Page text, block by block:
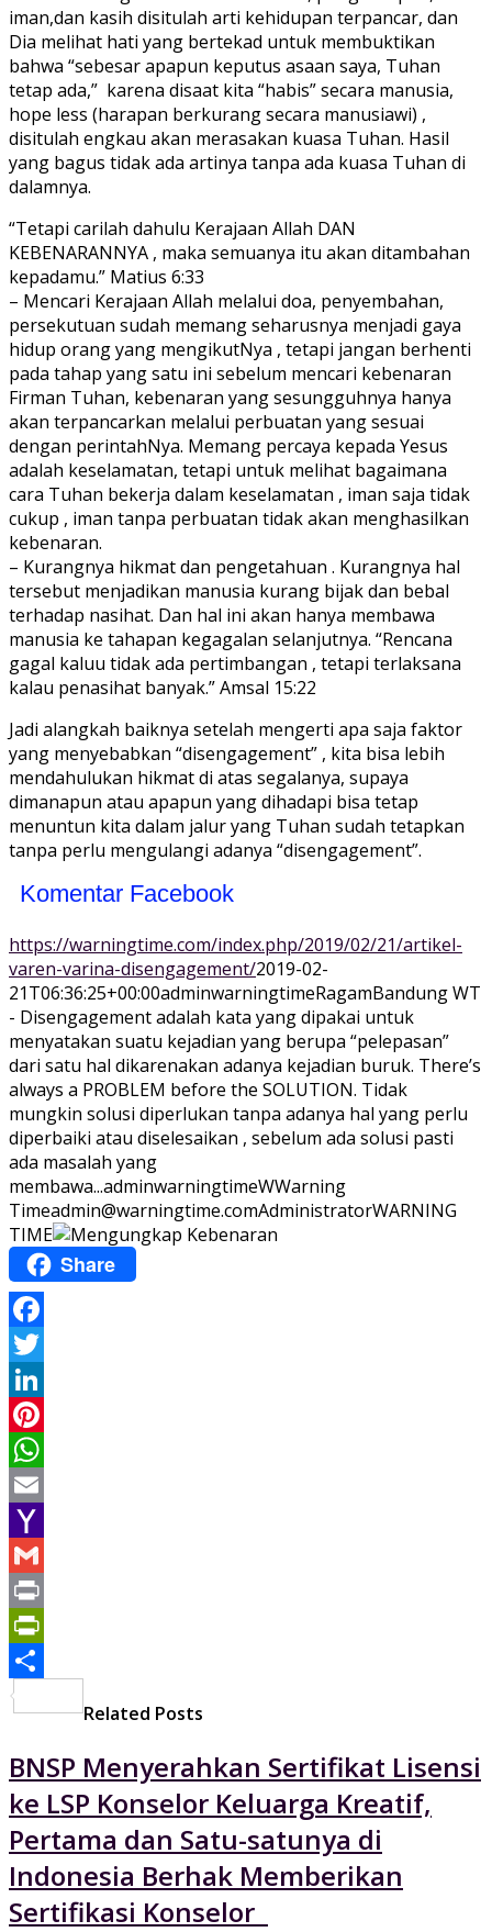
iman,dan kasih disitulah arti kehidupan terpancar, dan
Dia melihat hati yang bertekad untuk membuktikan
bahwa “sebesar apapun keputus asaan saya, Tuhan
tetap ada,” karena disaat kita “habis” secara manusia,
hope less (harapan berkurang secara manusiawi) ,
disitulah engkau akan merasakan kuasa Tuhan. Hasil
yang bagus tidak ada artinya tanpa ada kuasa Tuhan di
dalamnya.
“Tetapi carilah dahulu Kerajaan Allah DAN
KEBENARANNYA , maka semuanya itu akan ditambahan
kepadamu.” Matius 6:33
– Mencari Kerajaan Allah melalui doa, penyembahan,
persekutuan sudah memang seharusnya menjadi gaya
hidup orang yang mengikutNya , tetapi jangan berhenti
pada tahap yang satu ini sebelum mencari kebenaran
Firman Tuhan, kebenaran yang sesungguhnya hanya
akan terpancarkan melalui perbuatan yang sesuai
dengan perintahNya. Memang percaya kepada Yesus
adalah keselamatan, tetapi untuk melihat bagaimana
cara Tuhan bekerja dalam keselamatan , iman saja tidak
cukup , iman tanpa perbuatan tidak akan menghasilkan
kebenaran.
– Kurangnya hikmat dan pengetahuan . Kurangnya hal
tersebut menjadikan manusia kurang bijak dan bebal
terhadap nasihat. Dan hal ini akan hanya membawa
manusia ke tahapan kegagalan selanjutnya. “Rencana
gagal kaluu tidak ada pertimbangan , tetapi terlaksana
kalau penasihat banyak.” Amsal 15:22
Jadi alangkah baiknya setelah mengerti apa saja faktor
yang menyebabkan “disengagement” , kita bisa lebih
mendahulukan hikmat di atas segalanya, supaya
dimanapun atau apapun yang dihadapi bisa tetap
menuntun kita dalam jalur yang Tuhan sudah tetapkan
tanpa perlu mengulangi adanya “disengagement”.
Komentar Facebook
https://warningtime.com/index.php/2019/02/21/artikel-
varen-varina-disengagement/2019-02-
21T06:36:25+00:00adminwarningtimeRagamBandung WT
- Disengagement adalah kata yang dipakai untuk
menyatakan suatu kejadian yang berupa “pelepasan”
dari satu hal dikarenakan adanya kejadian buruk. There’s
always a PROBLEM before the SOLUTION. Tidak
mungkin solusi diperlukan tanpa adanya hal yang perlu
diperbaiki atau diselesaikan , sebelum ada solusi pasti
ada masalah yang
membawa...adminwarningtimeWWarning
Timeadmin@warningtime.comAdministratorWARNING
TIME
Share
Facebook
Twitter
LinkedIn
Pinterest
WhatsApp
Email
Yahoo
Mail
Gmail
Print
PrintFriendly
Related Posts
BNSP Menyerahkan Sertifikat Lisensi
ke LSP Konselor Keluarga Kreatif,
Pertama dan Satu-satunya di
Indonesia Berhak Memberikan
Sertifikasi Konselor